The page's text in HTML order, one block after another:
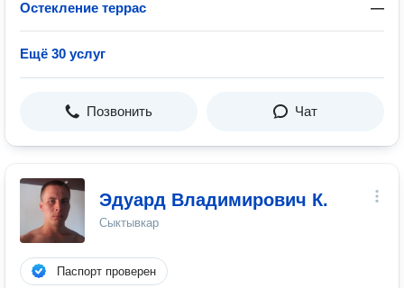
Остекление террас —
Ещё 30 услуг
Позвонить Чат
Эдуард Владимирович К.
Сыктывкар
Паспорт проверен